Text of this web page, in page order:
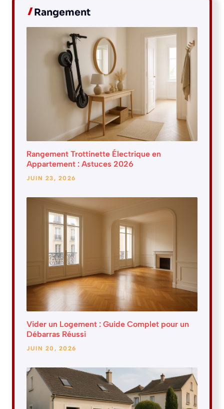
Rangement
Rangement Trottinette Électrique en
Appartement : Astuces 2026
JUIN 23, 2026
Vider un Logement : Guide Complet pour un
Débarras Réussi
JUIN 20, 2026